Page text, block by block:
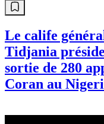
Le calife
Tidjania
sortie de 280
Coran au